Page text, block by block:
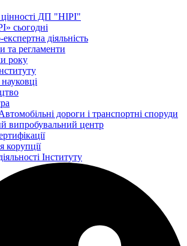
цінності ДП "НІРІ"
сьогодні
діяльність
та регламенти
року
дороги і транспортні споруди
випробувальний центр
корупції
Інституту